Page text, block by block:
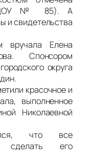
№ 85). А
и свидетельства
Елена
Спонсором
округа
красочное и
выполненное
Николаевной
что все
сделать его